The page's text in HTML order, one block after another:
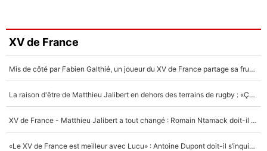
XV de France
Mis de côté par Fabien Galthié, un joueur du XV de France partage sa frustration : «ils ne me l’ont pas dit tout de suite»
La raison d'être de Matthieu Jalibert en dehors des terrains de rugby : «Ça m'atteint autant que si tu touches à un membre de ma famille»
XV de France - Matthieu Jalibert a tout changé : Romain Ntamack doit-il s’inquiéter pour sa place à un an de la Coupe du monde ?
«Le XV de France est meilleur avec Lucu» : Antoine Dupont doit-il s’inquiéter pour sa place ?